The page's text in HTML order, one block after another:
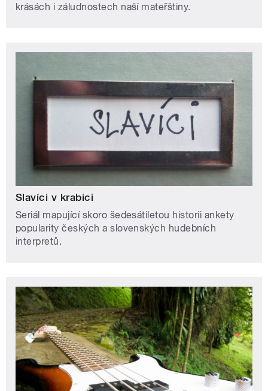
krásách i záludnostech naší mateřštiny.
Slavíci v krabici
Seriál mapující skoro šedesátiletou historii ankety
popularity českých a slovenských hudebních
interpretů.